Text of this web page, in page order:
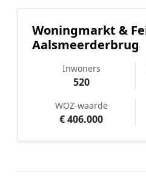
Woningmarkt &
Aalsmeerderbrug
Inwoners
520
WOZ-waarde
€ 406.000